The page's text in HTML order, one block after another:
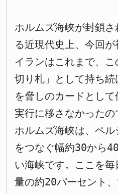
ホルムズ海峡が封鎖
る近現代史上、今回が
イランはこれまで、
切り札」として持ち
を脅しのカードとし
実行に移さなかったの
ホルムズ海峡は、ペ
をつなぐ幅約30から
い海峡です。ここを
量の約20パーセント